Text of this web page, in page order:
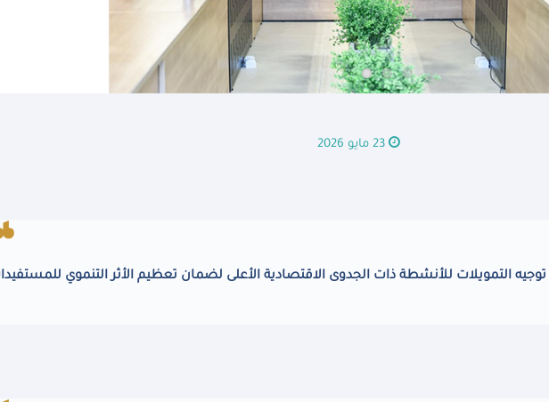
23 مايو 2026
التمويلات للأنشطة ذات الجدوى الاقتصادية الأعلى لضمان تعظيم الأثر التنموي